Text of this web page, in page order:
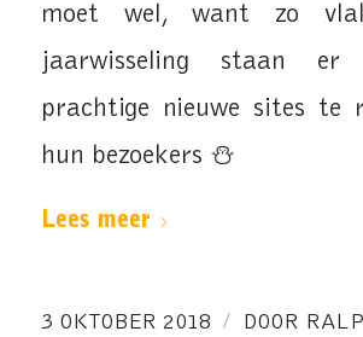
moet wel, want zo
jaarwisseling staan
prachtige nieuwe sites te
hun bezoekers ⛄
Lees meer
3 OKTOBER 2018 / DOOR